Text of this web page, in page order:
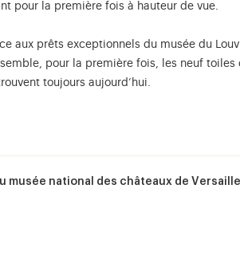
pour la première fois à hauteur de vue.
aux prêts exceptionnels du musée du
pour la première fois, les neuf toiles
toujours aujourd’hui.
musée national des châteaux de